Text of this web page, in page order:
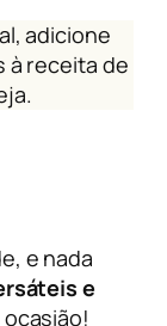
adicione
à receita de
e nada
e